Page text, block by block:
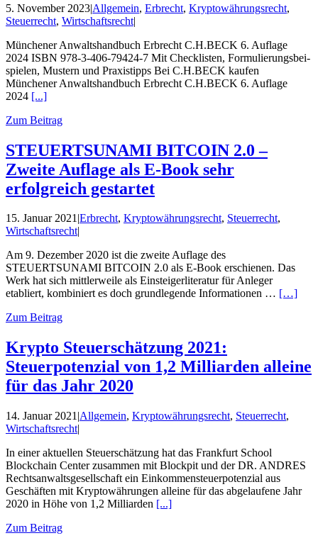
5. November 2023|Allgemein, Erbrecht, Kryptowährungsrecht,
Steuerrecht, Wirtschaftsrecht|
Münchener Anwalts­hand­buch Erbrecht C.H.BECK 6. Auflage
2024 ISBN 978-3-406-79424-7 Mit Checklisten, Formulier­ungs­bei­
spielen, Mustern und Praxistipps Bei C.H.BECK kaufen
Münchener Anwalts­hand­buch Erbrecht C.H.BECK 6. Auflage
2024 [...]
Zum Beitrag
STEUERTSUNAMI BITCOIN 2.0 –
Zweite Auflage als E-Book sehr
erfolgreich gestartet
15. Januar 2021|Erbrecht, Kryptowährungsrecht, Steuerrecht,
Wirtschaftsrecht|
Am 9. Dezember 2020 ist die zweite Auflage des
STEUERTSUNAMI BITCOIN 2.0 als E-Book erschienen. Das
Werk hat sich mittlerweile als Einsteigerliteratur für Anleger
etabliert, kombiniert es doch grundlegende Informationen … […]
Zum Beitrag
Krypto Steuerschätzung 2021:
Steuerpotenzial von 1,2 Milliarden alleine
für das Jahr 2020
14. Januar 2021 |Allgemein, Kryptowährungsrecht, Steuerrecht,
Wirtschaftsrecht|
In einer aktuellen Steuerschätzung hat das Frankfurt School
Blockchain Center zusammen mit Blockpit und der DR. ANDRES
Rechtsanwaltsgesellschaft ein Einkommensteuerpotenzial aus
Geschäften mit Kryptowährungen alleine für das abgelaufene Jahr
2020 in Höhe von 1,2 Milliarden [...]
Zum Beitrag